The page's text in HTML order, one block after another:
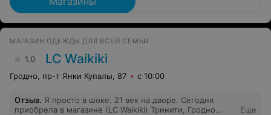
МАГАЗИН ОДЕЖДЫ ДЛЯ ВСЕЙ СЕМЬИ
1.0 LC Waikiki
Гродно, пр-т Янки Купалы, 87 с 10:00
Отзыв. Я просто в шоке. 21 век на дворе. Сегодня
приобрела в магазине (LC Waikiki) Тринити, Гродно
Еще